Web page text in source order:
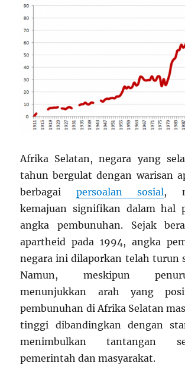
Afrika Selatan, negara yang
tahun bergulat dengan warisan
berbagai persoalan sosial,
kemajuan signifikan dalam hal
angka pembunuhan. Sejak
apartheid pada 1994, angka
negara ini dilaporkan telah turun
Namun, meskipun
menunjukkan arah yang
pembunuhan di Afrika Selatan
tinggi dibandingkan dengan
menimbulkan tantangan
pemerintah dan masyarakat.